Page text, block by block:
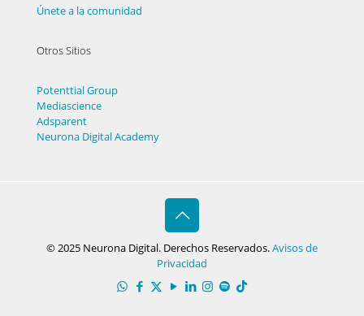
Únete a la comunidad
Otros Sitios
Potenttial Group
Mediascience
Adsparent
Neurona Digital Academy
© 2025 Neurona Digital. Derechos Reservados.Avisos de
Privacidad